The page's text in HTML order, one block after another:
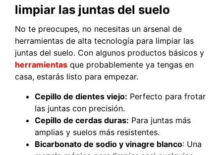
limpiar las juntas del suelo
No te preocupes, no necesitas un arsenal de
herramientas de alta tecnología para limpiar las
juntas del suelo. Con algunos productos básicos y
herramientas que probablemente ya tengas en
casa, estarás listo para empezar.
Cepillo de dientes viejo: Perfecto para frotar
las juntas con precisión.
Cepillo de cerdas duras: Para juntas más
amplias y suelos más resistentes.
Bicarbonato de sodio y vinagre blanco: Una